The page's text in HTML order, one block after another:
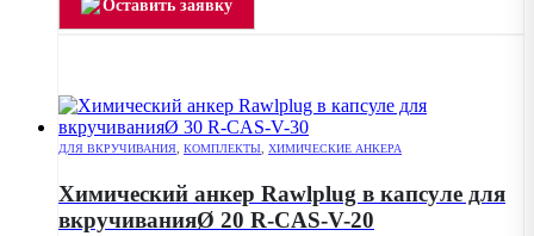
Оставить заявку
ДЛЯ ВКРУЧИВАНИЯ, КОМПЛЕКТЫ, ХИМИЧЕСКИЕ АНКЕРА
Химический анкер Rawlplug в капсуле для
вкручиванияØ 20 R-CAS-V-20